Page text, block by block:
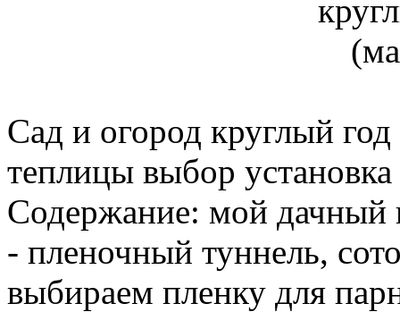
Сад и огород круглый
теплицы выбор
Содержание: мой дачный
- пленочный туннель,
выбираем пленку для